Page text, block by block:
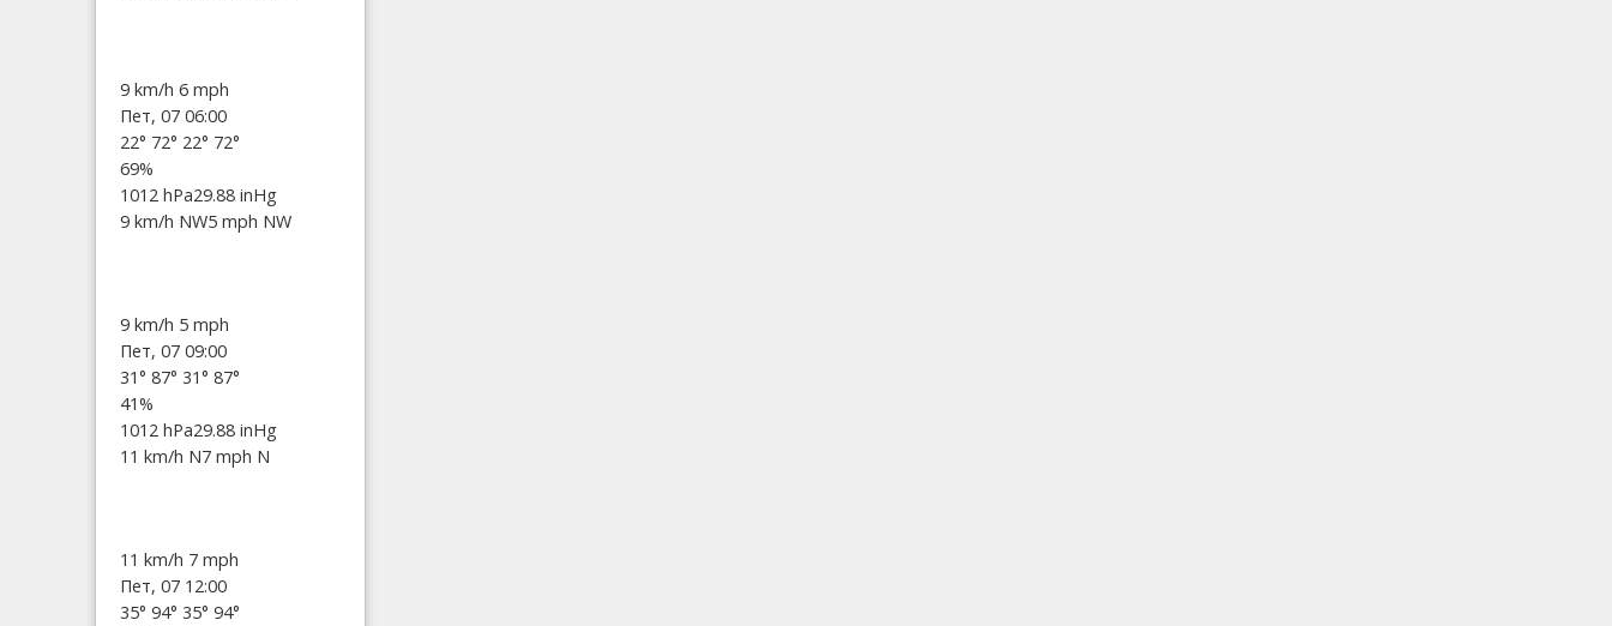
9 km/h 6 mph
Пет, 07 06:00
22° 72° 22° 72°
69%
1012 hPa29.88 inHg
9 km/h NW5 mph NW
9 km/h 5 mph
Пет, 07 09:00
31° 87° 31° 87°
41%
1012 hPa29.88 inHg
11 km/h N7 mph N
11 km/h 7 mph
Пет, 07 12:00
35° 94° 35° 94°